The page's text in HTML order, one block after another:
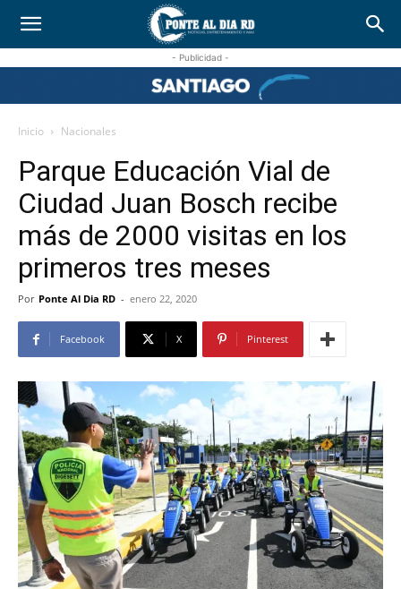
- Publicidad -
Inicio Nacionales
Parque Educación Vial de
Ciudad Juan Bosch recibe
más de 2000 visitas en los
primeros tres meses
Por Ponte Al Dia RD - enero 22, 2020
Facebook X Pinterest